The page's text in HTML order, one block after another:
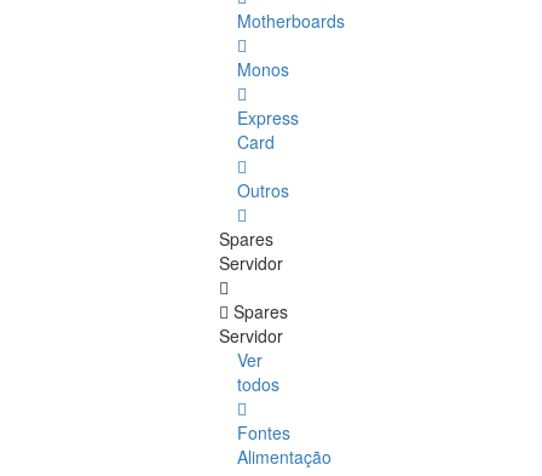
Motherboards
Monos
Express
Card
Outros
Spares
Servidor
Spares
Servidor
Ver
todos
Fontes
Alimentação